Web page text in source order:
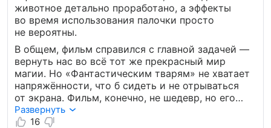
животное детально проработано, а эффекты
во время использования палочки просто
не вероятны.
В общем, фильм справился с главной задачей —
вернуть нас во всё тот же прекрасный мир
магии. Но «Фантастическим тварям» не хватает
напряжённости, что б сидеть и не отрываться
от экрана. Фильм, конечно, не шедевр, но его
хочется пересматривать и пересматривать.
Развернуть
16